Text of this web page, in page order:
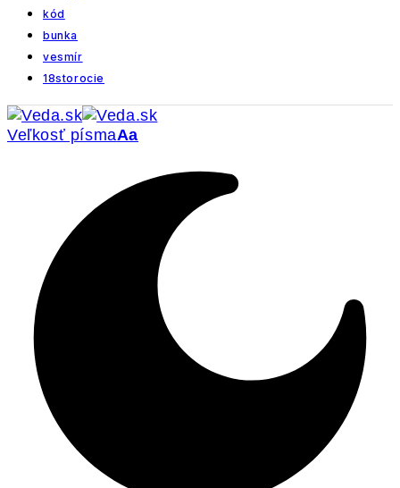
kód
bunka
vesmír
18storocie
Veľkosť písmaAa